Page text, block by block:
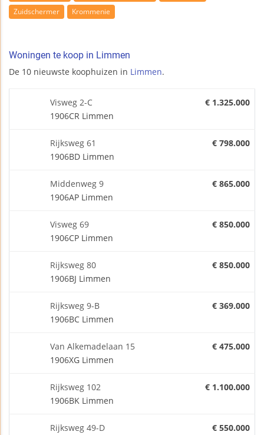
Zuidschermer
Krommenie
Woningen te koop in Limmen
De 10 nieuwste koophuizen in Limmen.
Visweg 2-C
1906CR Limmen
€ 1.325.000
Rijksweg 61
1906BD Limmen
€ 798.000
Middenweg 9
1906AP Limmen
€ 865.000
Visweg 69
1906CP Limmen
€ 850.000
Rijksweg 80
1906BJ Limmen
€ 850.000
Rijksweg 9-B
1906BC Limmen
€ 369.000
Van Alkemadelaan 15
1906XG Limmen
€ 475.000
Rijksweg 102
1906BK Limmen
€ 1.100.000
Rijksweg 49-D
€ 550.000